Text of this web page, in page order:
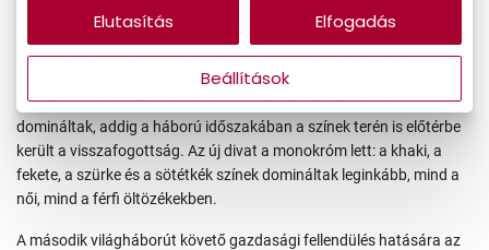
A háború éveiben az első látványos változást a ruhán lévő
díszítések eltűnése jelentette - így indultunk el a letisztultabb és
egyszerűbb viseletek irányába. Míg korábban erős színek
domináltak, addig a háború időszakában a színek terén is előtérbe
került a visszafogottság. Az új divat a monokróm lett: a khaki, a
fekete, a szürke és a sötétkék színek domináltak leginkább, mind a
női, mind a férfi öltözékekben.
A második világháborút követő gazdasági fellendülés hatására az
Beállítások
Elutasítás Elfogadás